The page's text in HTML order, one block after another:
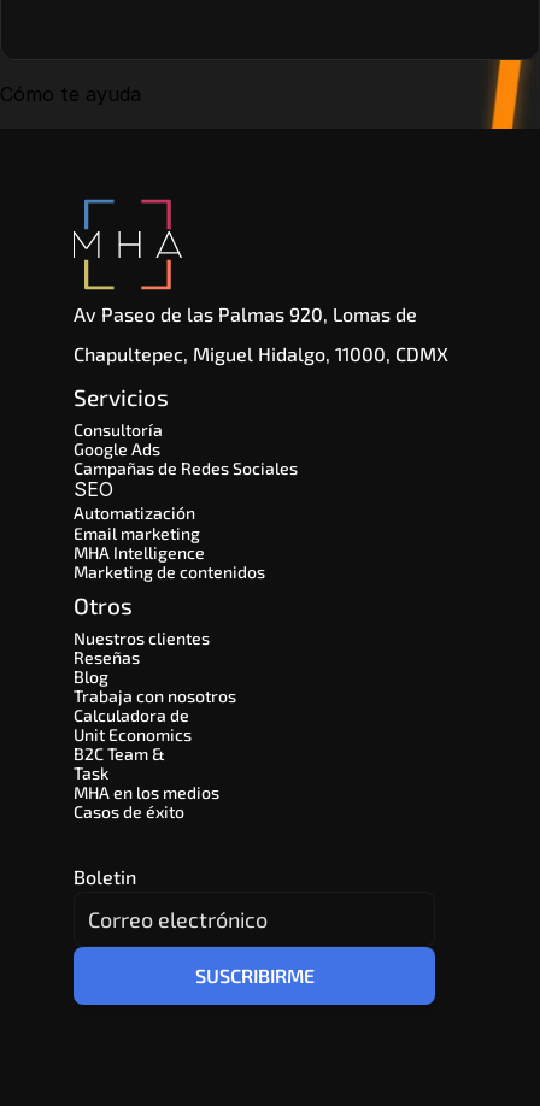
Av Paseo de las Palmas 920, Lomas de
Chapultepec, Miguel Hidalgo, 11000, CDMX
Servicios
Consultoría
Google Ads
Campañas de Redes Sociales
Automatización
Email marketing
MHA Intelligence
Marketing de contenidos
Otros
Nuestros clientes
Reseñas
Blog
Trabaja con nosotros
Calculadora de
Unit Economics
B2C Team &
Task
MHA en los medios
Casos de éxito
Boletin
Cómo te ayuda